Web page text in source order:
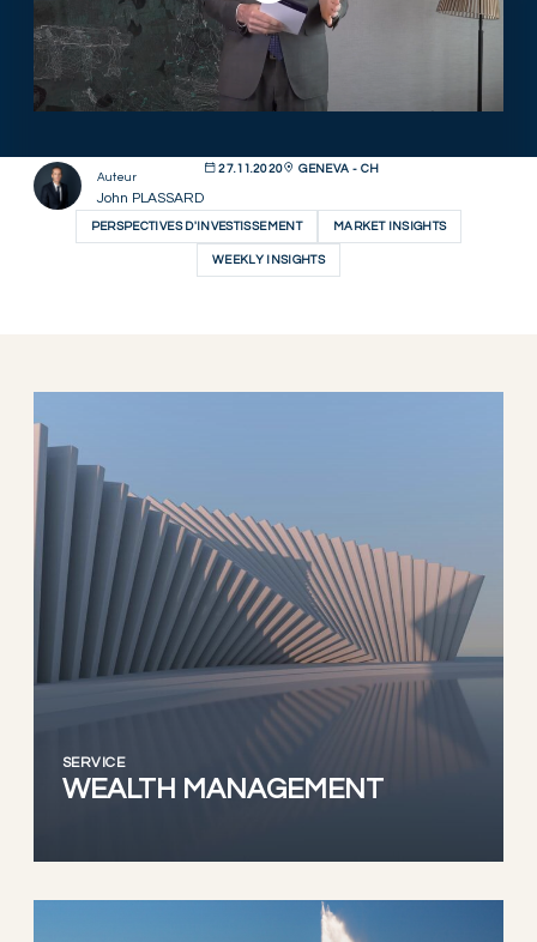
Auteur
John PLASSARD
27.11.2020 GENEVA - CH
PERSPECTIVES D'INVESTISSEMENT MARKET INSIGHTS
WEEKLY INSIGHTS
SERVICE
WEALTH MANAGEMENT